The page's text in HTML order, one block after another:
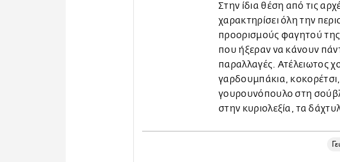
Στην ίδια θέση από τις
χαρακτηρίσει όλη την
προορισμούς φαγητού της
που ήξεραν να κάνουν
παραλλαγές. Ατέλειωτος
γαρδουμπάκια,
γουρουνόπουλο στη
στην κυριολεξία, τα